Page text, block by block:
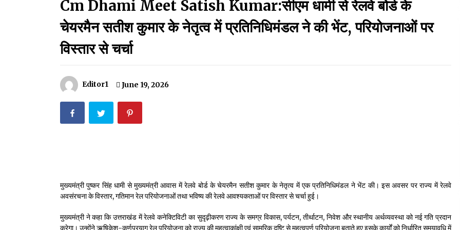
मदरसों का नाम अब्दुल कलाम के नाम पर रखने की घोषणा
December 18, 2023
September 7, 2023
Thought Of The Day 18 May
May 18, 2022
Thought Of The Day 14 May
Cm Dhami Meet Satish Kumar:सीएम धामी से रेलवे बोर्ड के
चेयरमैन सतीश कुमार के नेतृत्व में प्रतिनिधिमंडल ने की भेंट, परियोजनाओं पर
विस्तार से चर्चा
Editor1 June 19, 2026
मुख्यमंत्री पुष्कर सिंह धामी से मुख्यमंत्री आवास में रेलवे बोर्ड के चेयरमैन सतीश कुमार के नेतृत्व में एक प्रतिनिधिमंडल ने भेंट की। इस अवसर पर राज्य में रेलवे
अवसंरचना के विस्तार, गतिमान रेल परियोजनाओं तथा भविष्य की रेलवे आवश्यकताओं पर विस्तार से चर्चा हुई।
मुख्यमंत्री ने कहा कि उत्तराखंड में रेलवे कनेक्टिविटी का सुदृढ़ीकरण राज्य के समग्र विकास, पर्यटन, तीर्थाटन, निवेश और स्थानीय अर्थव्यवस्था को नई गति प्रदान
करेगा। उन्होंने ऋषिकेश-कर्णप्रयाग रेल परियोजना को राज्य की महत्वाकांक्षी एवं सामरिक दृष्टि से महत्वपूर्ण परियोजना बताते हुए इसके कार्यों को निर्धारित समयावधि में